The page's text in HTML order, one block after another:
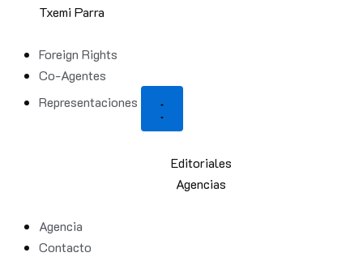
Txemi Parra
Foreign Rights
Co-Agentes
Representaciones
Editoriales
Agencias
Agencia
Contacto